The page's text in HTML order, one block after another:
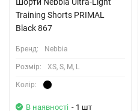
Training Shorts PRIMAL
Black 867
Бренд: Nebbia
Розмiр: XS, S, M, L
Колiр:
В наявності - 1 шт